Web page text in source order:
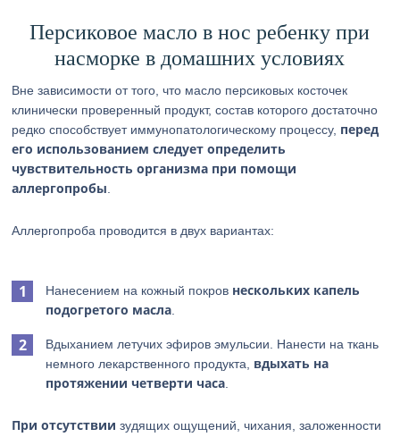
Персиковое масло в нос ребенку при
насморке в домашних условиях
Вне зависимости от того, что масло персиковых косточек
клинически проверенный продукт, состав которого достаточно
редко способствует иммунопатологическому процессу, перед
его использованием следует определить
чувствительность организма при помощи
аллергопробы
Аллергопроба проводится в двух вариантах:
Нанесением на кожный покров нескольких капель
подогретого масла
Вдыханием летучих эфиров эмульсии. Нанести на ткань
немного лекарственного продукта, вдыхать на
протяжении четверти часа
При отсутствии зудящих ощущений, чихания, заложенности